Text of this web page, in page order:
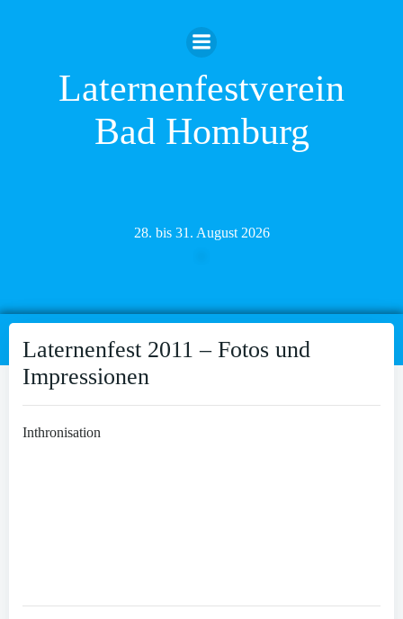
Inhalt
springen
Laternenfestverein
Bad Homburg
28. bis 31. August 2026
Laternenfest 2011 – Fotos und
Impressionen
Inthronisation